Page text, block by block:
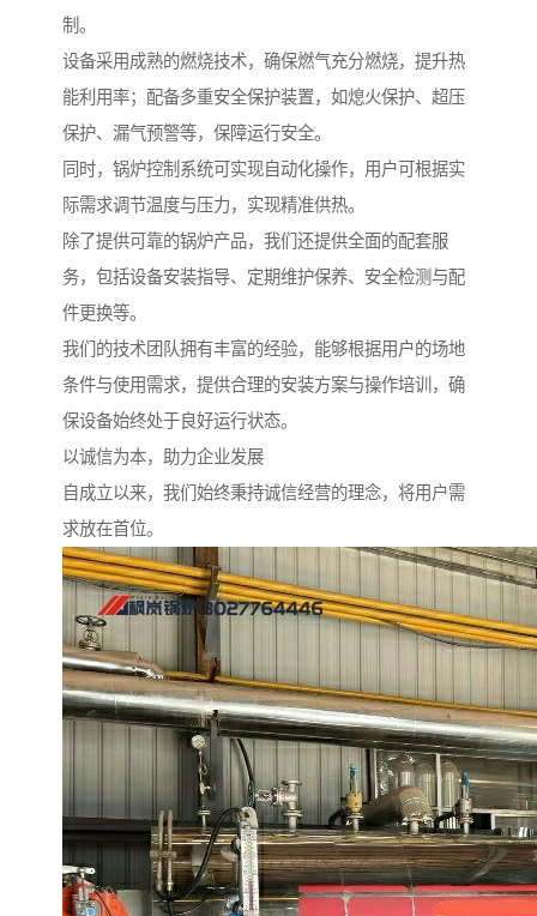
制。
设备采用成熟的燃烧技术，确保燃气充分燃烧，提升热
能利用率；配备多重安全保护装置，如熄火保护、超压
保护、漏气预警等，保障运行安全。
同时，锅炉控制系统可实现自动化操作，用户可根据实
际需求调节温度与压力，实现精准供热。
除了提供可靠的锅炉产品，我们还提供全面的配套服
务，包括设备安装指导、定期维护保养、安全检测与配
件更换等。
我们的技术团队拥有丰富的经验，能够根据用户的场地
条件与使用需求，提供合理的安装方案与操作培训，确
保设备始终处于良好运行状态。
以诚信为本，助力企业发展
自成立以来，我们始终秉持诚信经营的理念，将用户需
求放在首位。